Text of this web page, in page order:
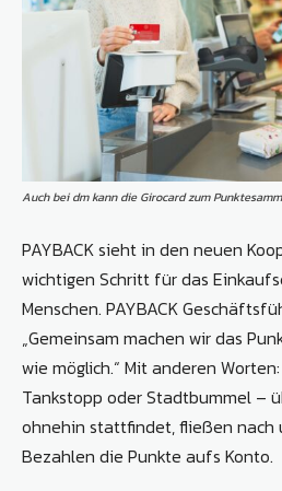
Auch bei dm kann die Girocard zum
PAYBACK sieht in den neuen
wichtigen Schritt für das
Menschen. PAYBACK
„Gemeinsam machen wir das
wie möglich.“ Mit anderen
Tankstopp oder Stadtbummel –
ohnehin stattfindet, fließen nach
Bezahlen die Punkte aufs Konto.